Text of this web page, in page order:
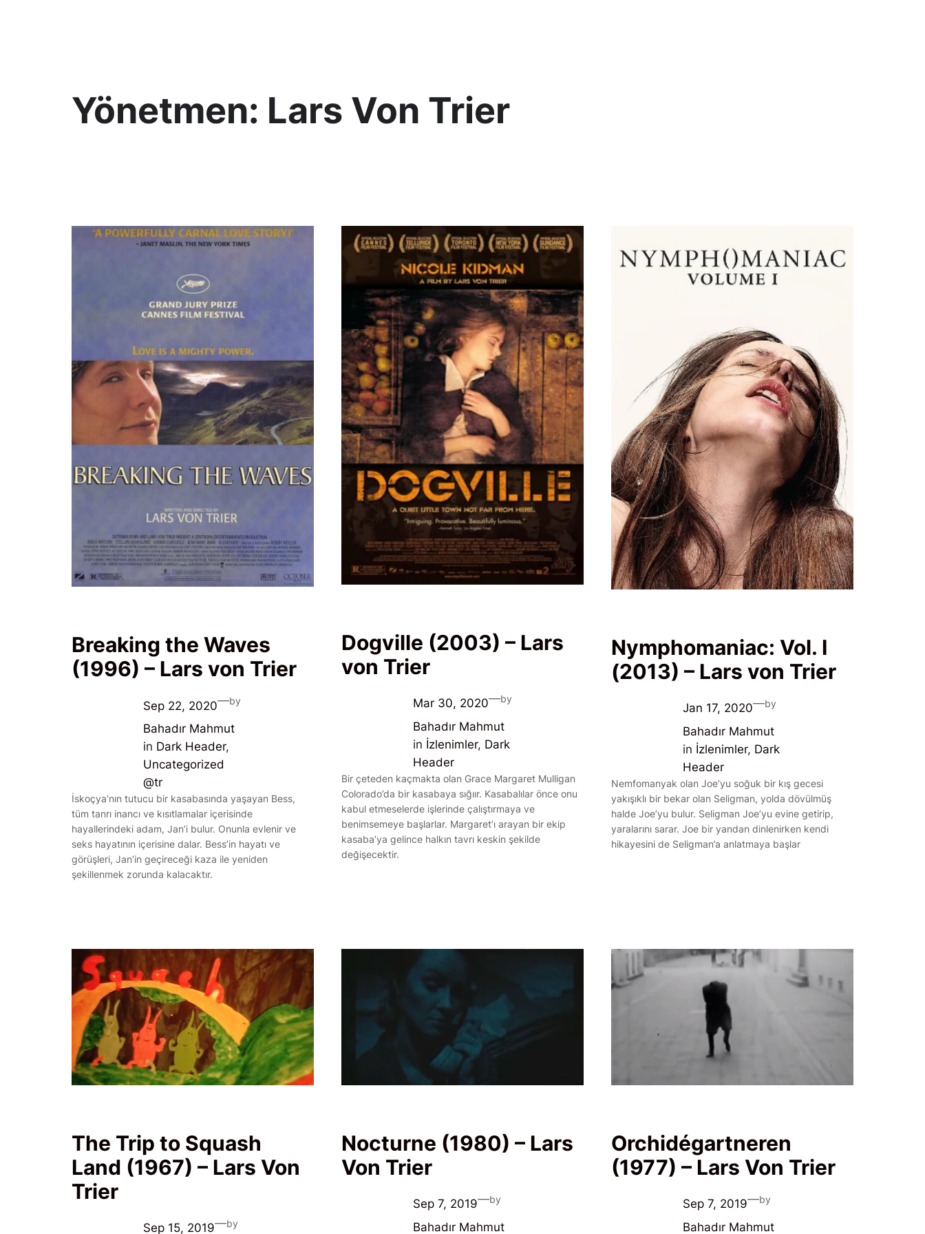
Yönetmen: Lars Von Trier
Breaking the Waves
(1996) – Lars von Trier
Sep 22, 2020—by
Bahadır Mahmut
in Dark Header
Uncategorized
@tr
İskoçya’nın tutucu bir kasabasında yaşayan Bess,
tüm tanrı inancı ve kısıtlamalar içerisinde
hayallerindeki adam, Jan’i bulur. Onunla evlenir ve
seks hayatının içerisine dalar. Bess’in hayatı ve
görüşleri, Jan’in geçireceği kaza ile yeniden
şekillenmek zorunda kalacaktır.
Dogville (2003) – Lars
von Trier
Mar 30, 2020—by
Bahadır Mahmut
in İzlenimler, Dark
Header
Bir çeteden kaçmakta olan Grace Margaret Mulligan
Colorado’da bir kasabaya sığıır. Kasabalılar önce onu
kabul etmeselerde işlerinde çalıştırmaya ve
benimsemeye başlarlar. Margaret’ı arayan bir ekip
kasaba’ya gelince halkın tavrı keskin şekilde
değişecektir.
Nymphomaniac: Vol. I
(2013) – Lars von Trier
Jan 17, 2020—by
Bahadır Mahmut
in İzlenimler, Dark
Header
Nemfomanyak olan Joe’yu soğuk bir kış gecesi
yakışıklı bir bekar olan Seligman, yolda dövülmüş
halde Joe’yu bulur. Seligman Joe’yu evine getirip,
yaralarını sarar. Joe bir yandan dinlenirken kendi
hikayesini de Seligman’a anlatmaya başlar
The Trip to Squash
Land (1967) – Lars Von
Trier
Sep 15, 2019—by
Nocturne (1980) – Lars
Von Trier
Sep 7, 2019—by
Bahadır Mahmut
Orchidégartneren
(1977) – Lars Von Trier
Sep 7, 2019—by
Bahadır Mahmut